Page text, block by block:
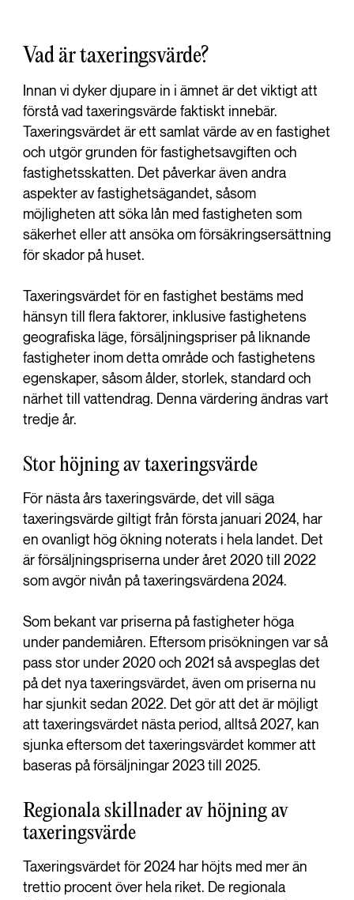
Vad är taxeringsvärde?
Innan vi dyker djupare in i ämnet är det viktigt att
förstå vad taxeringsvärde faktiskt innebär.
Taxeringsvärdet är ett samlat värde av en fastighet
och utgör grunden för fastighetsavgiften och
fastighetsskatten. Det påverkar även andra
aspekter av fastighetsägandet, såsom
möjligheten att söka lån med fastigheten som
säkerhet eller att ansöka om försäkringsersättning
för skador på huset.
Taxeringsvärdet för en fastighet bestäms med
hänsyn till flera faktorer, inklusive fastighetens
geografiska läge, försäljningspriser på liknande
fastigheter inom detta område och fastighetens
egenskaper, såsom ålder, storlek, standard och
närhet till vattendrag. Denna värdering ändras vart
tredje år.
Stor höjning av taxeringsvärde
För nästa års taxeringsvärde, det vill säga
taxeringsvärde giltigt från första januari 2024, har
en ovanligt hög ökning noterats i hela landet. Det
är försäljningspriserna under året 2020 till 2022
som avgör nivån på taxeringsvärdena 2024.
Som bekant var priserna på fastigheter höga
under pandemiåren. Eftersom prisökningen var så
pass stor under 2020 och 2021 så avspeglas det
på det nya taxeringsvärdet, även om priserna nu
har sjunkit sedan 2022. Det gör att det är möjligt
att taxeringsvärdet nästa period, alltså 2027, kan
sjunka eftersom det taxeringsvärdet kommer att
baseras på försäljningar 2023 till 2025.
Regionala skillnader av höjning av
taxeringsvärde
Taxeringsvärdet för 2024 har höjts med mer än
trettio procent över hela riket. De regionala